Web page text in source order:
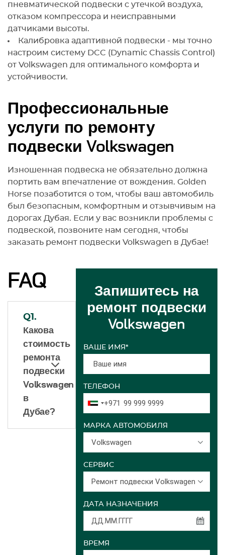
пневматической подвески с утечкой воздуха,
отказом компрессора и неисправными
датчиками высоты.
Калибровка адаптивной подвески - мы точно
настроим систему DCC (Dynamic Chassis Control)
от Volkswagen для оптимального комфорта и
устойчивости.
Профессиональные
услуги по ремонту
подвески Volkswagen
Изношенная подвеска не обязательно должна
портить вам впечатление от вождения. Golden
Horse позаботится о том, чтобы ваш автомобиль
был безопасным, комфортным и отзывчивым на
дорогах Дубая. Если у вас возникли проблемы с
подвеской, позвоните нам сегодня, чтобы
заказать ремонт подвески Volkswagen в Дубае!
FAQ
Q1.
Какова
стоимость
ремонта
подвески
Volkswagen
в
Дубае?
Запишитесь на
ремонт подвески
Volkswagen
ВАШЕ ИМЯ*
ТЕЛЕФОН
+971
МАРКА АВТОМОБИЛЯ
Volkswagen
СЕРВИС
Ремонт подвески Volkswagen
ДАТА НАЗНАЧЕНИЯ
ВРЕМЯ